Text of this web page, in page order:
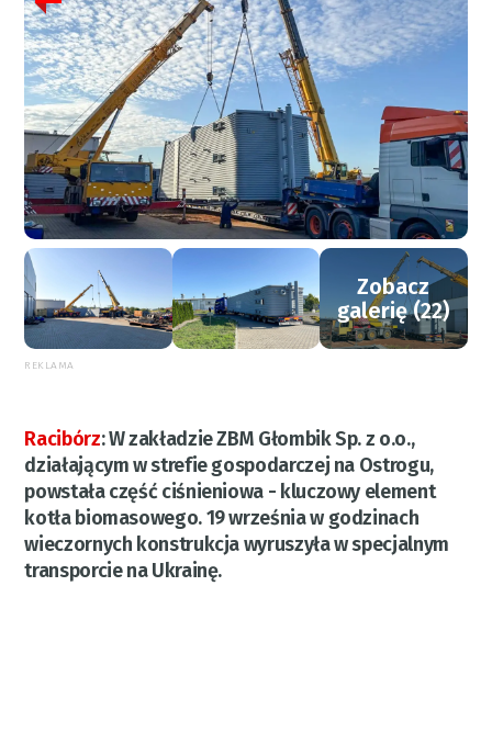
Zobacz
galerię (22)
REKLAMA
Racibórz:W zakładzie ZBM Głombik Sp. z o.o.,
działającym w strefie gospodarczej na Ostrogu,
powstała część ciśnieniowa - kluczowy element
kotła biomasowego. 19 września w godzinach
wieczornych konstrukcja wyruszyła w specjalnym
transporcie na Ukrainę.